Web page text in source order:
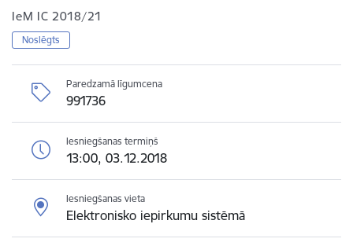
IeM IC 2018/21
Noslēgts
Paredzamā līgumcena
991736
Iesniegšanas termiņš
13:00, 03.12.2018
Iesniegšanas vieta
Elektronisko iepirkumu sistēmā